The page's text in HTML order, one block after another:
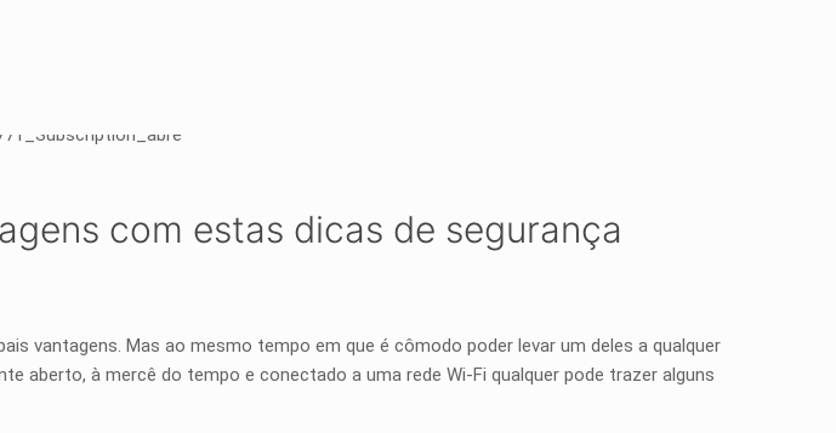
com estas dicas de segurança
vantagens. Mas ao mesmo tempo em que é cômodo poder levar um deles a qualquer
aberto, à mercê do tempo e conectado a uma rede Wi-Fi qualquer pode trazer alguns